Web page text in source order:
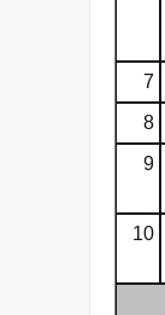
7
8
9
10